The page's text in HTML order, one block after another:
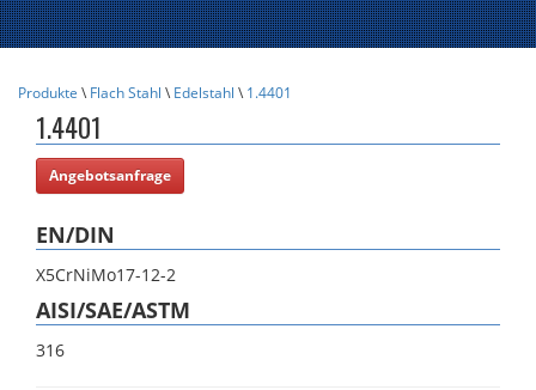
Produkte \Flach Stahl \Edelstahl \1.4401
1.4401
Angebotsanfrage
EN/DIN
X5CrNiMo17-12-2
AISI/SAE/ASTM
316